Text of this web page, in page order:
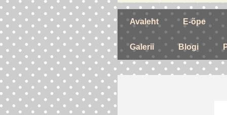
Avaleht E-õpe
Galerii Blogi